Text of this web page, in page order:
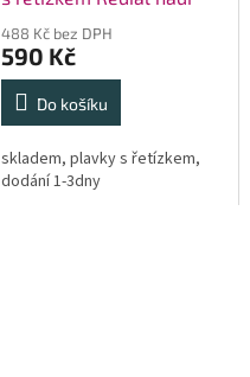
488 Kč bez DPH
590 Kč
Do košíku
skladem, plavky s řetízkem,
dodání 1-3dny